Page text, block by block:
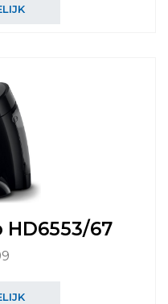
HD6553/67